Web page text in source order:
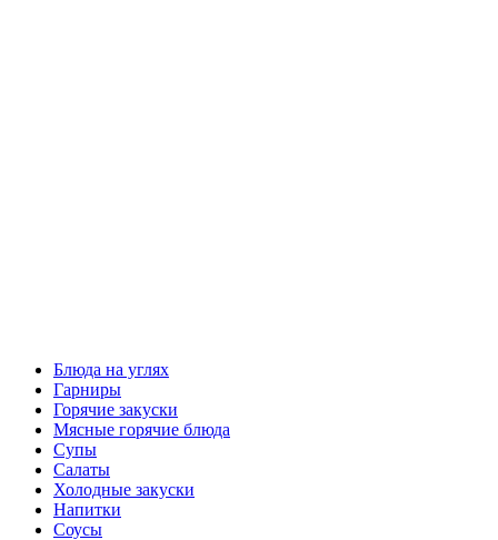
Блюда на углях
Гарниры
Горячие закуски
Мясные горячие блюда
Супы
Салаты
Холодные закуски
Напитки
Соусы